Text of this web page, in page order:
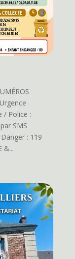
/ Police :
SMS
: 119
&...